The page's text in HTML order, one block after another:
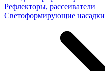
Рефлекторы, рассеиватели
Светоформирующие насадки